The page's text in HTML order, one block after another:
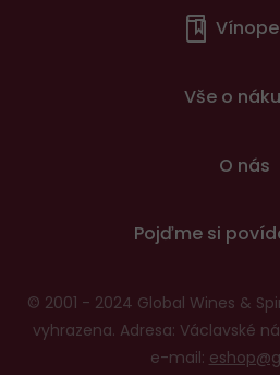
červený)
Vše o
O nás
Pojďme si
© 2001 - 2024 Global Wines &
vyhrazena. Adresa: Václavské
e-mail: